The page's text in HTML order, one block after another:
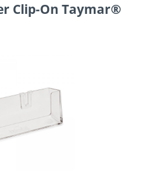
Clip-On Taymar®